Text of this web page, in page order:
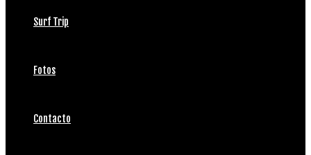
Surf Trip
Fotos
Contacto